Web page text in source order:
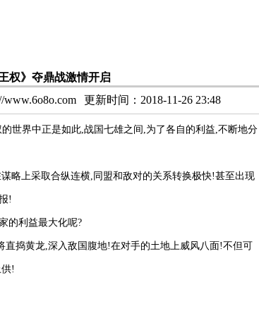
权》夺鼎战激情开启
更新时间：2018-11-26 23:48
世界中正是如此,战国七雄之间,为了各自的利益,不断地分
略上采取合纵连横,同盟和敌对的关系转换极快!甚至出现
!
的利益最大化呢?
捣黄龙,深入敌国腹地!在对手的土地上威风八面!不但可
!